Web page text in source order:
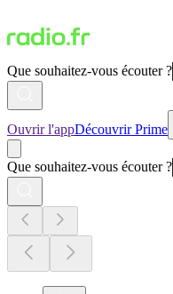
Que souhaitez-vous écouter ?
Ouvrir l'appDécouvrir Prime
Que souhaitez-vous écouter ?